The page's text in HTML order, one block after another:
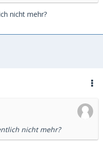
nicht mehr?
nicht mehr?